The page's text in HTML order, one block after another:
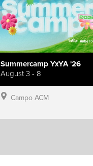
Summercamp YxYA '26
August 3 - 8
Campo ACM